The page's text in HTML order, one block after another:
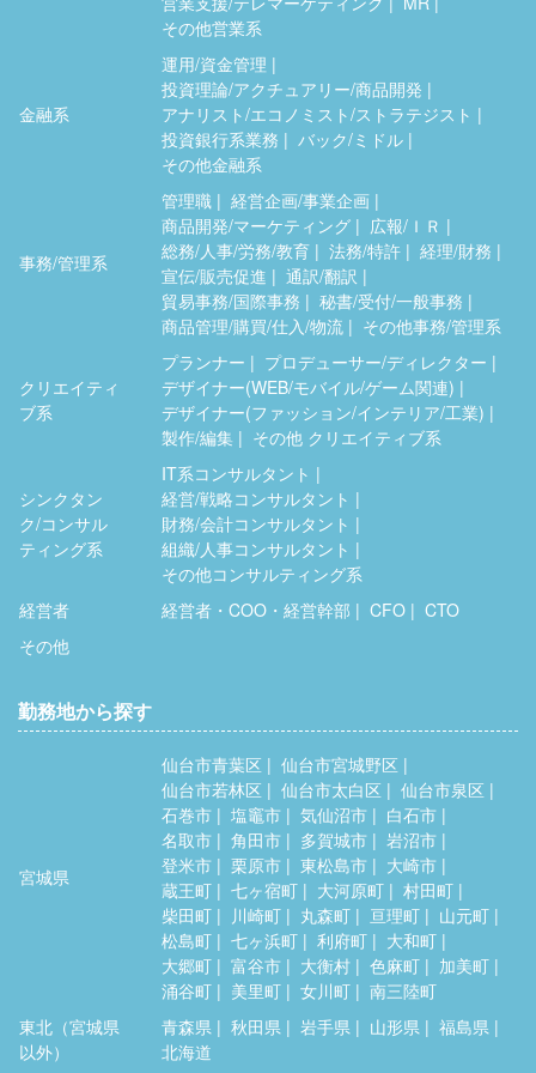
その他営業系
金融系
運用/資金管理
投資理論/アクチュアリー/商品開発
アナリスト/エコノミスト/ストラテジスト
投資銀行系業務
バック/ミドル
その他金融系
事務/管理系
管理職
経営企画/事業企画
商品開発/マーケティング
広報/ＩＲ
総務/人事/労務/教育
法務/特許
経理/財務
宣伝/販売促進
通訳/翻訳
貿易事務/国際事務
秘書/受付/一般事務
商品管理/購買/仕入/物流
その他事務/管理系
クリエイティ
ブ系
プランナー
プロデューサー/ディレクター
デザイナー(WEB/モバイル/ゲーム関連)
デザイナー(ファッション/インテリア/工業)
製作/編集
その他 クリエイティブ系
シンクタン
ク/コンサル
ティング系
IT系コンサルタント
経営/戦略コンサルタント
財務/会計コンサルタント
組織/人事コンサルタント
その他コンサルティング系
経営者
経営者・COO・経営幹部 CFO
CTO
その他
勤務地から探す
宮城県
仙台市青葉区
仙台市宮城野区
仙台市若林区
仙台市太白区
仙台市泉区
石巻市
塩竈市 気仙沼市
白石市
名取市
角田市 多賀城市
岩沼市
登米市
栗原市 東松島市
大崎市
蔵王町
七ヶ宿町 大河原町
村田町
柴田町
川崎町 丸森町 亘理町
山元町
松島町
七ヶ浜町 利府町
大和町
大郷町
富谷市 大衡村 色麻町
加美町
涌谷町
美里町 女川町
南三陸町
東北（宮城県
以外）
青森県 秋田県 岩手県 山形県
福島県
北海道